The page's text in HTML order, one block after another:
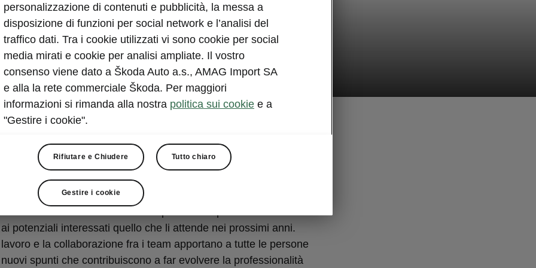
diversi motivi per realizzare una concept car. Il motivo principale
dare un’occhiata al futuro: ogni nuovo progetto fa progredire il
marchio e suggerisce gli sviluppi futuri. Questi prototipi
potenziali interessati quello che li attende nei prossimi anni.
lavoro e la collaborazione fra i team apportano a tutte le persone
spunti che contribuiscono a far evolvere la professionalità
personalizzazione di contenuti e pubblicità, la messa a
disposizione di funzioni per social network e l’analisi del
traffico dati. Tra i cookie utilizzati vi sono cookie per social
media mirati e cookie per analisi ampliate. Il vostro
consenso viene dato a Škoda Auto a.s., AMAG Import SA
e alla la rete commerciale Škoda. Per maggiori
informazioni si rimanda alla nostra politica sui cookie e a
"Gestire i cookie".
Rifiutare e Chiudere Tutto chiaro
Gestire i cookie